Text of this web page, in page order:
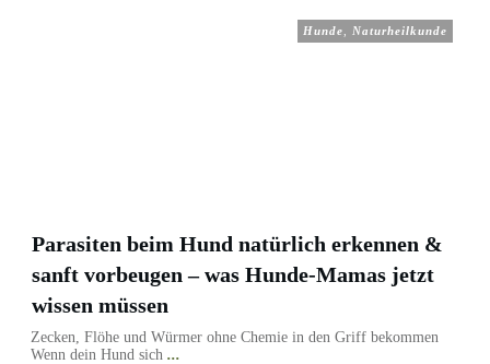
Hunde Naturheilkunde
Parasiten beim Hund natürlich erkennen &
sanft vorbeugen – was Hunde-Mamas jetzt
wissen müssen
Zecken, Flöhe und Würmer ohne Chemie in den Griff bekommen
Wenn dein Hund sich ...